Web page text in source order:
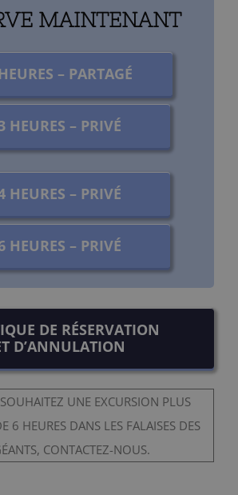
MAINTENANT
– PARTAGÉ
HEURES – PRIVÉ
HEURES – PRIVÉ
HEURES – PRIVÉ
DE RÉSERVATION
D’ANNULATION
UNE EXCURSION PLUS
6 HEURES DANS LES FALAISES DES
CONTACTEZ-NOUS.